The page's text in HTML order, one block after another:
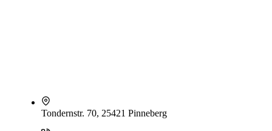
Tondernstr. 70, 25421 Pinneberg